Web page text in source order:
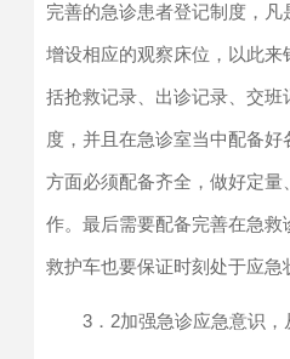
完善的急诊患者登记制度，
增设相应的观察床位，以此
括抢救记录、出诊记录、交
度，并且在急诊室当中配备
方面必须配备齐全，做好定
作。最后需要配备完善在急救
救护车也要保证时刻处于应急
3．2加强急诊应急意识